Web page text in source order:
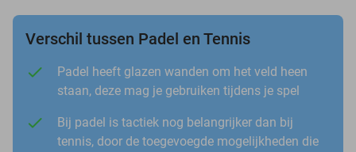
Verschil tussen Padel en Tennis
Padel heeft glazen wanden om het veld heen
staan, deze mag je gebruiken tijdens je spel
Bij padel is tactiek nog belangrijker dan bij
tennis, door de toegevoegde mogelijkheden die